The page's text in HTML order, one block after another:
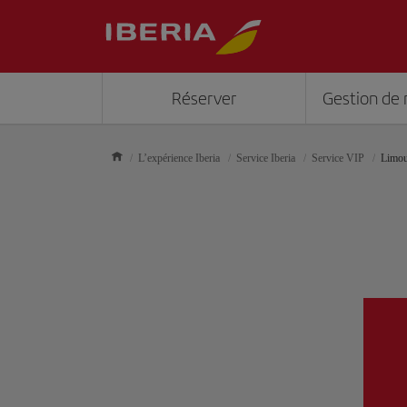
Réserver Gestion de
L’expérience Iberia Service Iberia Service VIP